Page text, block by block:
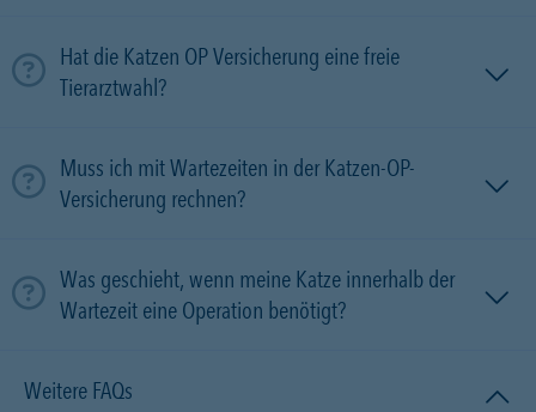
Hat die Katzen OP Versicherung eine freie
Tierarztwahl?
Muss ich mit Wartezeiten in der Katzen-OP-
Versicherung rechnen?
Was geschieht, wenn meine Katze innerhalb der
Wartezeit eine Operation benötigt?
Weitere FAQs